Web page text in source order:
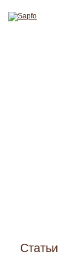
Статьи